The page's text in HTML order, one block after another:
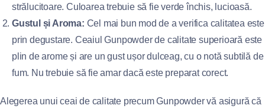
strălucitoare. Culoarea trebuie să fie verde închis, lucioasă.
Gustul și Aroma: Cel mai bun mod de a verifica calitatea este
prin degustare. Ceaiul Gunpowder de calitate superioară este
plin de arome și are un gust ușor dulceag, cu o notă subtilă de
fum. Nu trebuie să fie amar dacă este preparat corect.
Alegerea unui ceai de calitate precum Gunpowder vă asigură că